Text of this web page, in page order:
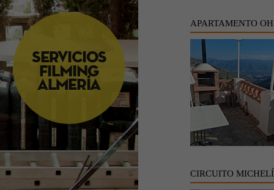
APARTAMENTO
CIRCUITO